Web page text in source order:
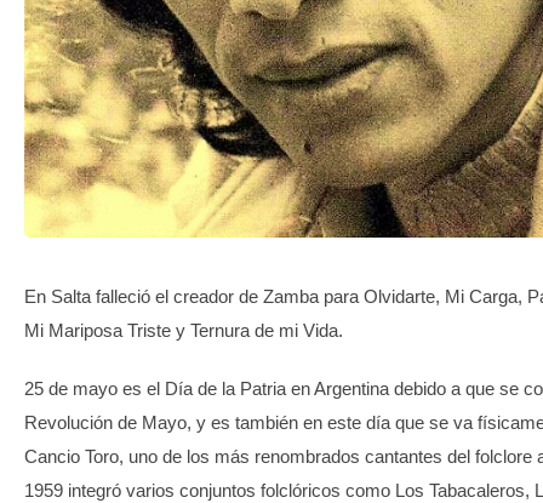
En Salta falleció el creador de Zamba para Olvidarte, Mi Carga,
Mi Mariposa Triste y Ternura de mi Vida.
25 de mayo es el Día de la Patria en Argentina debido a que se
Revolución de Mayo, y es también en este día que se va
Cancio Toro, uno de los más renombrados cantantes del folclore
1959 integró varios conjuntos folclóricos como Los Tabacaleros,